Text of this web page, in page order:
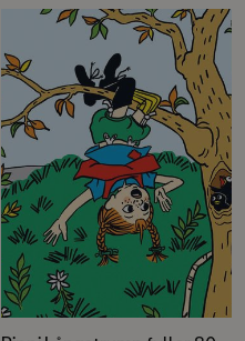
nätverk i Tjeckoslovakien under
avslutas med efterord av
mottagare av Astrid Lindgren
även publicerar här.